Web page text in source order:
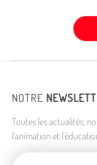
NOTRE
Toutes les actualités,
l'animation et